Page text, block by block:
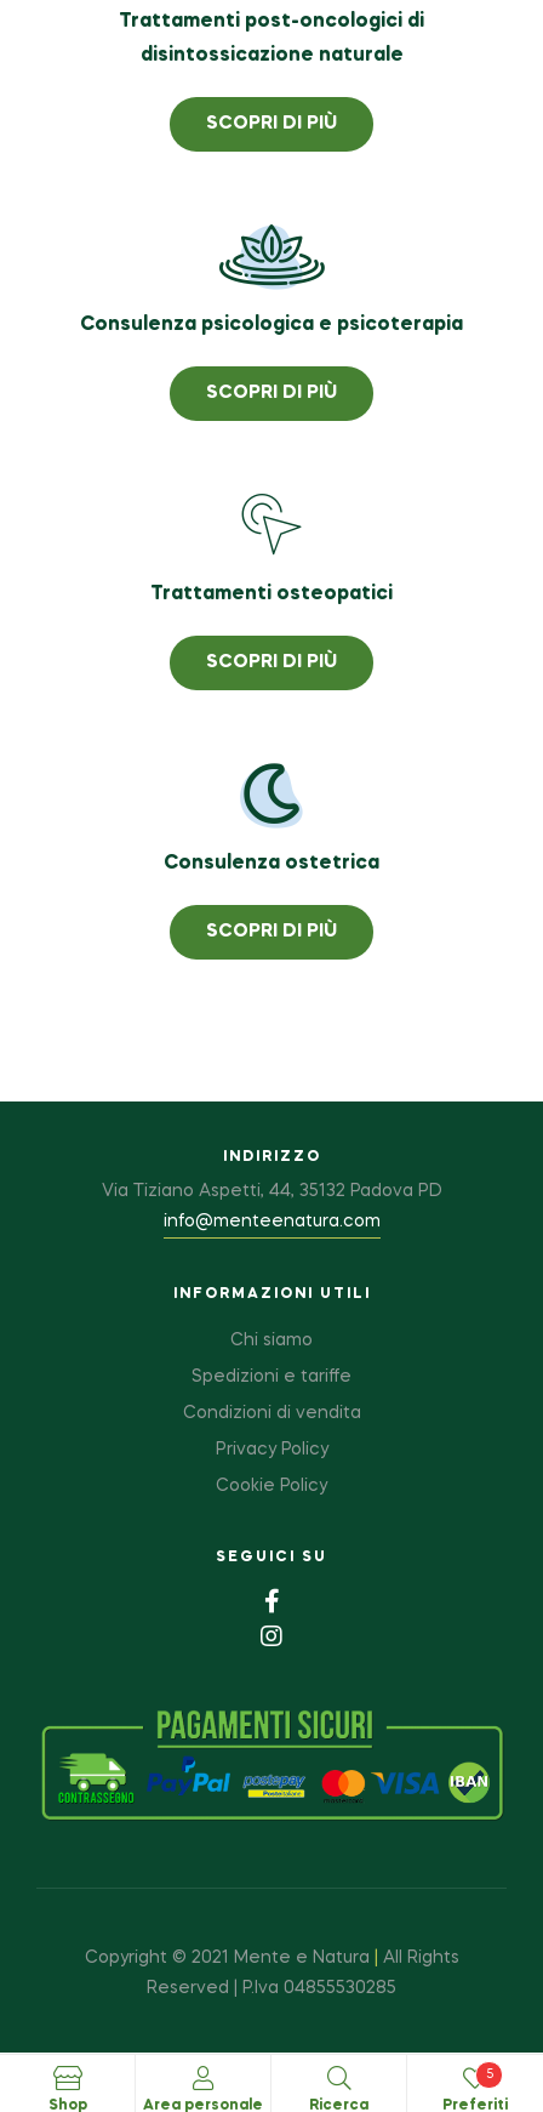
Trattamenti post-oncologici di
disintossicazione naturale
SCOPRI DI PIÙ
Consulenza psicologica e psicoterapia
SCOPRI DI PIÙ
Trattamenti osteopatici
SCOPRI DI PIÙ
Consulenza ostetrica
SCOPRI DI PIÙ
INDIRIZZO
Via Tiziano Aspetti, 44, 35132 Padova PD
info@menteenatura.com
INFORMAZIONI UTILI
Chi siamo
Spedizioni e tariffe
Condizioni di vendita
Privacy Policy
Cookie Policy
SEGUICI SU
Copyright © 2021 Mente e Natura
All Rights
Reserved | P.Iva 04855530285
Shop Area personale Ricerca Preferiti
5